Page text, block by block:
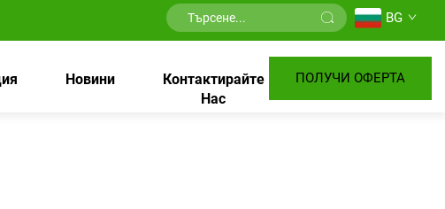
BG
Новини
Контактирайте
Нас
ПОЛУЧИ ОФЕРТА